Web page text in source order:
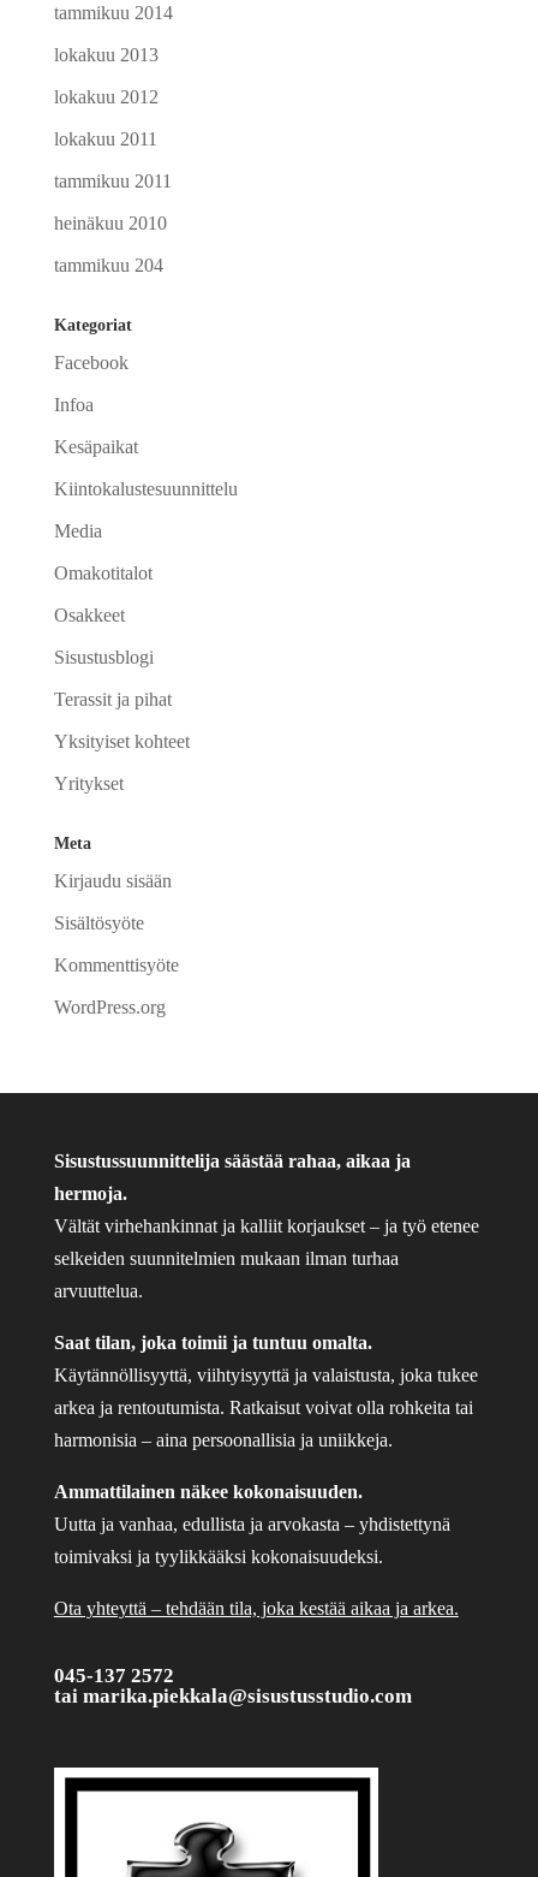
tammikuu 2014
lokakuu 2013
lokakuu 2012
lokakuu 2011
tammikuu 2011
heinäkuu 2010
tammikuu 204
Kategoriat
Facebook
Infoa
Kesäpaikat
Kiintokalustesuunnittelu
Media
Omakotitalot
Osakkeet
Sisustusblogi
Terassit ja pihat
Yksityiset kohteet
Yritykset
Meta
Kirjaudu sisään
Sisältösyöte
Kommenttisyöte
WordPress.org
Sisustussuunnittelija säästää rahaa, aikaa ja
hermoja.
Vältät virhehankinnat ja kalliit korjaukset – ja työ etenee
selkeiden suunnitelmien mukaan ilman turhaa
arvuuttelua.
Saat tilan, joka toimii ja tuntuu omalta.
Käytännöllisyyttä, viihtyisyyttä ja valaistusta, joka tukee
arkea ja rentoutumista. Ratkaisut voivat olla rohkeita tai
harmonisia – aina persoonallisia ja uniikkeja.
Ammattilainen näkee kokonaisuuden.
Uutta ja vanhaa, edullista ja arvokasta – yhdistettynä
toimivaksi ja tyylikkääksi kokonaisuudeksi.
Ota yhteyttä – tehdään tila, joka kestää aikaa ja arkea.
045-137 2572
tai marika.piekkala@sisustusstudio.com